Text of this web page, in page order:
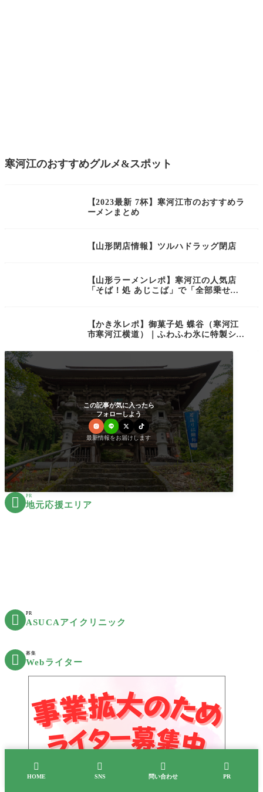
寒河江のおすすめグルメ&スポット
【2023最新 7杯】寒河江市のおすすめラ
ーメンまとめ
【山形閉店情報】ツルハドラッグ閉店
【山形ラーメンレポ】寒河江の人気店
「そば！処 あじこば」で「全部乗せ肉
【かき氷レポ】御菓子処 蝶谷（寒河江
市寒河江横道）｜ふわふわ氷に特製シロ
この記事が気に入ったら
フォローしよう
最新情報をお届けします
 PR
地元応援エリア
 PR
ASUCAアイクリニック
 募集
Webライター

HOME

SNS

問い合わせ

PR